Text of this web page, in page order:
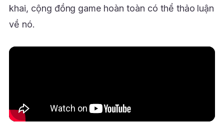
khai, cộng đồng game hoàn toàn có thể thảo luận
về nó.